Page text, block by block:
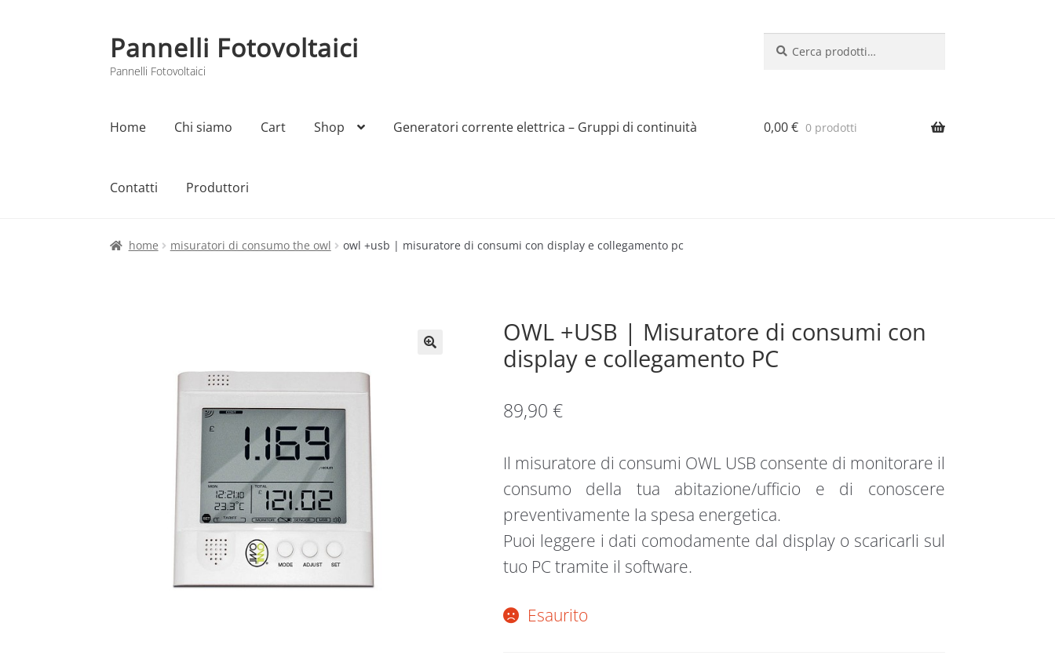
Vai
alla
navigazione
Vai
al
contenuto
Pannelli Fotovoltaici
Pannelli Fotovoltaici
Home Chi siamo Cart Shop Generatori corrente elettrica – Gruppi di continuità
Contatti Produttori
Home Cart Checkout Chi siamo Contatti My account Produttori Sample Page Shop
0,00€ 0 prodotti
home misuratori di consumo the owl owl +usb | misuratore di consumi con display e collegamento pc
OWL +USB | Misuratore di consumi con
display e collegamento PC
89,90 €
Il misuratore di consumi OWL USB consente di monitorare il
consumo della tua abitazione/ufficio e di conoscere
preventivamente la spesa energetica.
Puoi leggere i dati comodamente dal display o scaricarli sul
tuo PC tramite il software.
Esaurito